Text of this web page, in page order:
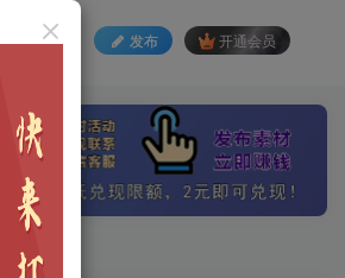
发布 开通会员